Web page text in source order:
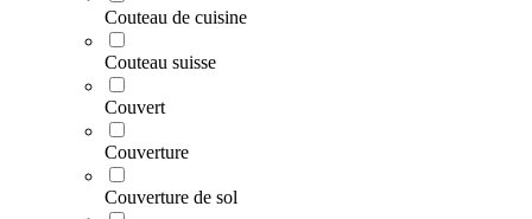
Couteau de cuisine
Couteau suisse
Couvert
Couverture
Couverture de sol